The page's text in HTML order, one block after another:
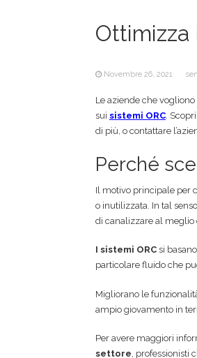
Ottimizza
Novembre 26, 2021
Le aziende che
sui sistemi ORC .
di più, o contattare
Perché
Il motivo principale per
o inutilizzata. In tal
di canalizzare al meglio
I sistemi ORC si
particolare fluido che
Migliorano le
ampio giovamento in
Per avere maggiori
settore, professionisti